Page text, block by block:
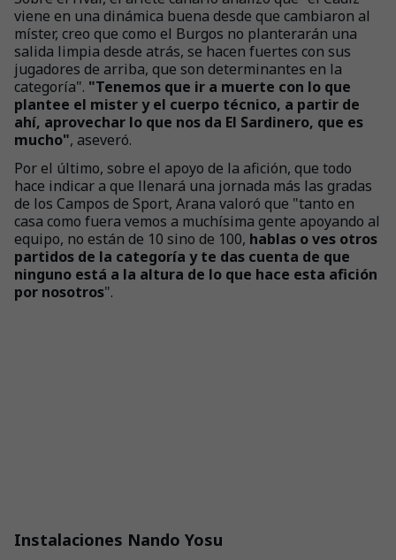
viene en una dinámica buena desde que cambiaron al
míster, creo que como el Burgos no planterarán una
salida limpia desde atrás, se hacen fuertes con sus
jugadores de arriba, que son determinantes en la
categoría". "Tenemos que ir a muerte con lo que
plantee el mister y el cuerpo técnico, a partir de
ahí, aprovechar lo que nos da El Sardinero, que es
mucho", aseveró.
Por el último, sobre el apoyo de la afición, que todo
hace indicar a que llenará una jornada más las gradas
de los Campos de Sport, Arana valoró que "tanto en
casa como fuera vemos a muchísima gente apoyando al
equipo, no están de 10 sino de 100, hablas o ves otros
partidos de la categoría y te das cuenta de que
ninguno está a la altura de lo que hace esta afición
por nosotros".
Instalaciones Nando Yosu